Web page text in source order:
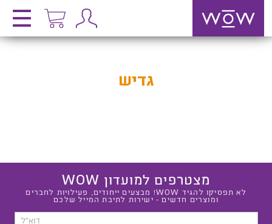
גדיש
מצטרפים למועדון WOW
לא תפסיקו להגיד WOW! מבצעים ייחודים, פעילויות לחברים
ומוצרים חדשים - ישירות לתיבת המייל שלכם